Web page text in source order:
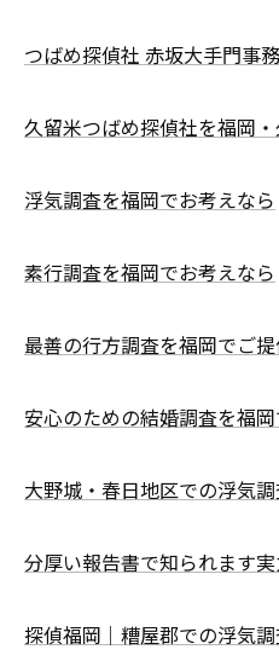
つばめ探偵社 赤坂大手門事
久留米つばめ探偵社を福岡
浮気調査を福岡でお考えなら
素行調査を福岡でお考えなら
最善の行方調査を福岡でご
安心のための結婚調査を福
大野城・春日地区での浮気
分厚い報告書で知られます
探偵福岡｜糟屋郡での浮気